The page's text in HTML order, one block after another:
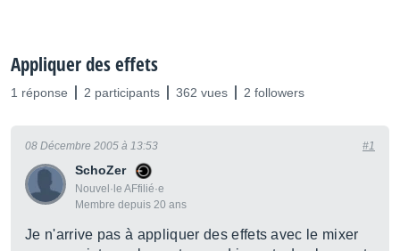
Appliquer des effets
1 réponse 2 participants 362 vues 2 followers
SchoZer
Nouvel·le AFfilié·e
Membre depuis 20 ans
08 Décembre 2005 à 13:53 #1
Je n'arrive pas à appliquer des effets avec le mixer